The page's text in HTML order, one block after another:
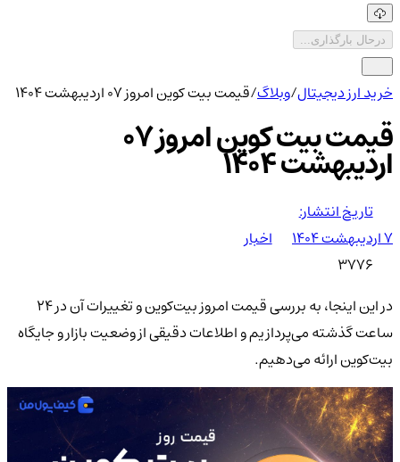
درحال بارگذاری...
خرید ارز دیجیتال/وبلاگ/قیمت بیت کوین امروز ۰۷ اردیبهشت ۱۴۰۴
قیمت بیت کوین امروز ۰۷
اردیبهشت ۱۴۰۴
تاریخ انتشار:
۷ اردیبهشت ۱۴۰۴
اخبار
3776
در این اینجا، به بررسی قیمت امروز بیت‌کوین و تغییرات آن در 24
ساعت گذشته می‌پردازیم و اطلاعات دقیقی از وضعیت بازار و جایگاه
بیت‌کوین ارائه می‌دهیم.